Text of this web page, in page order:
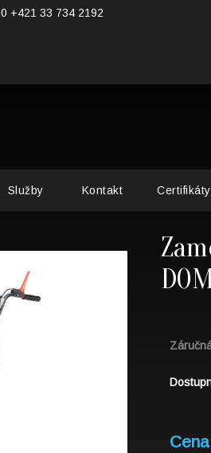
+421 33 734 2192
Služby Kontakt Certifikáty